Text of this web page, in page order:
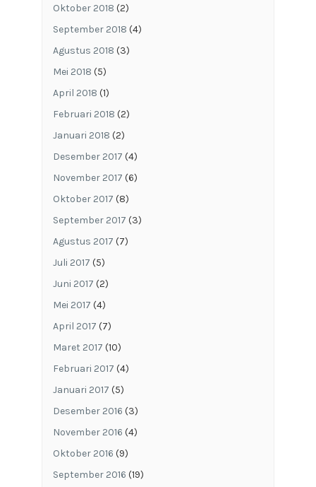
Oktober 2018 (2)
September 2018 (4)
Agustus 2018 (3)
Mei 2018 (5)
April 2018 (1)
Februari 2018 (2)
Januari 2018 (2)
Desember 2017 (4)
November 2017 (6)
Oktober 2017 (8)
September 2017 (3)
Agustus 2017 (7)
Juli 2017 (5)
Juni 2017 (2)
Mei 2017 (4)
April 2017 (7)
Maret 2017 (10)
Februari 2017 (4)
Januari 2017 (5)
Desember 2016 (3)
November 2016 (4)
Oktober 2016 (9)
September 2016 (19)